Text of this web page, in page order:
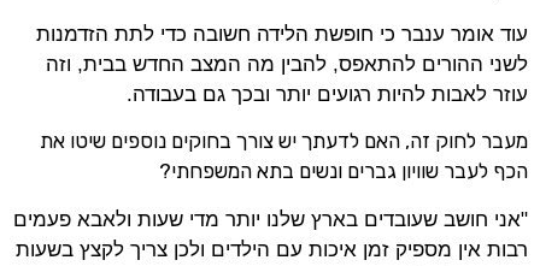
עוד אומר ענבר כי חופשת הלידה חשובה כדי לתת הזדמנות
לשני ההורים להתאפס, להבין מה המצב החדש בבית, וזה
עוזר לאבות להיות רגועים יותר ובכך גם בעבודה.
מעבר לחוק זה, האם לדעתך יש צורך בחוקים נוספים שיטו את
הכף לעבר שוויון גברים ונשים בתא המשפחתי?
"אני חושב שעובדים בארץ שלנו יותר מדי שעות ולאבא פעמים
רבות אין מספיק זמן איכות עם הילדים ולכן צריך לקצץ בשעות